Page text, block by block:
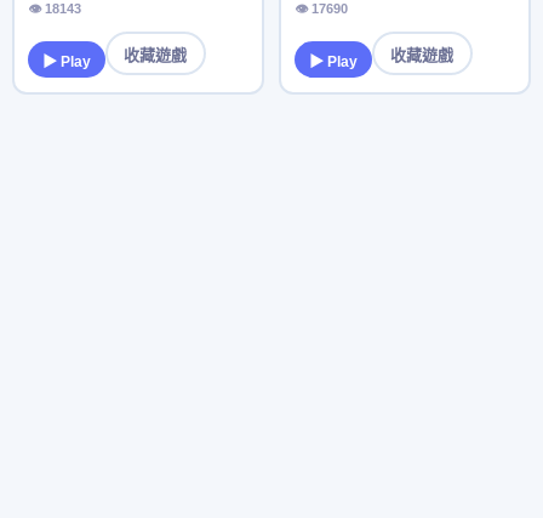
👁 18143
▶ Play 收藏遊戲
👁 17690
▶ Play 收藏遊戲